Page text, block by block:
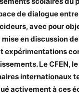
de dialogue
avec pour
en discussion
expérimentations
Le CFEN, le
internationaux
activement à ces